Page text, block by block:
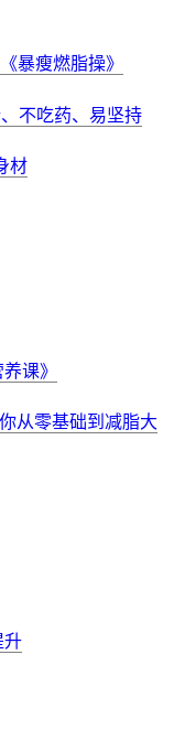
暴瘦燃脂操》
不吃药、易坚持
材
课》
从零基础到减脂大
升